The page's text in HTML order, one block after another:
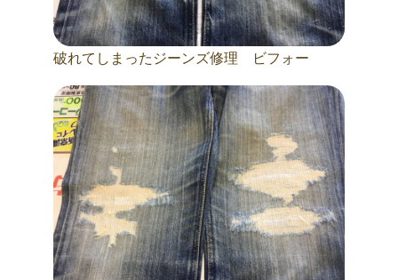
破れてしまったジーンズ修理 ビフォー